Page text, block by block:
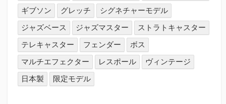
ギブソン
グレッチ
シグネチャーモデル
ジャズベース
ジャズマスター
ストラトキャスター
テレキャスター
フェンダー
ボス
マルチエフェクター
レスポール
ヴィンテージ
日本製
限定モデル